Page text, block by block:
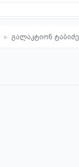
▸ გალაკტიონ ტაბიძე